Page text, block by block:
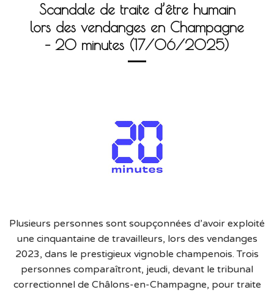
Scandale de traite d’être humain
lors des vendanges en Champagne
– 20 minutes (17/06/2025)
Plusieurs personnes sont soupçonnées d’avoir exploité
une cinquantaine de travailleurs, lors des vendanges
2023, dans le prestigieux vignoble champenois. Trois
personnes comparaîtront, jeudi, devant le tribunal
correctionnel de Châlons-en-Champagne, pour traite